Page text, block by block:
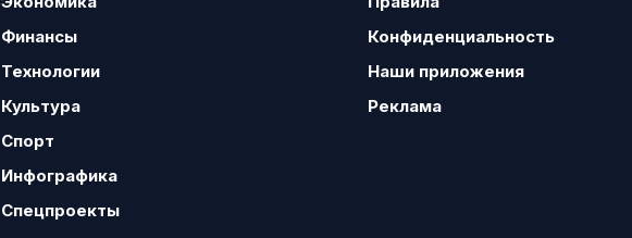
Финансы
Технологии
Культура
Спорт
Инфографика
Спецпроекты
Конфиденциальность
Наши приложения
Реклама